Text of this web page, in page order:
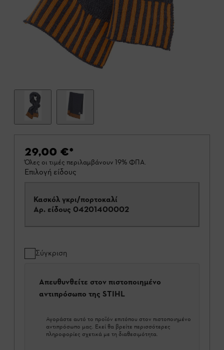
29,00 €*
Όλες οι τιμές περιλαμβάνουν 19% ΦΠΑ.
Επιλογή είδους
Κασκόλ γκρι/πορτοκαλί
Αρ. είδους 04201400002
Σύγκριση
Απευθυνθείτε στον πιστοποιημένο
αντιπρόσωπο της STIHL
Αγοράστε αυτό το προϊόν επιτόπου στον πιστοποιημένο
αντιπρόσωπο μας. Εκεί θα βρείτε περισσότερες
πληροφορίες σχετικά με τη διαθεσιμότητα.